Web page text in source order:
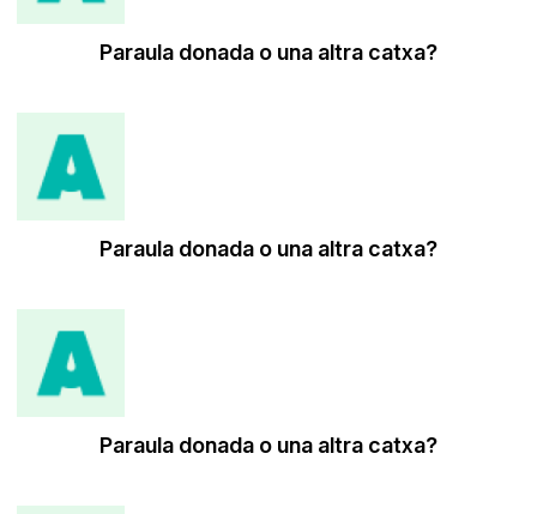
Paraula donada o una altra catxa?
Paraula donada o una altra catxa?
Paraula donada o una altra catxa?